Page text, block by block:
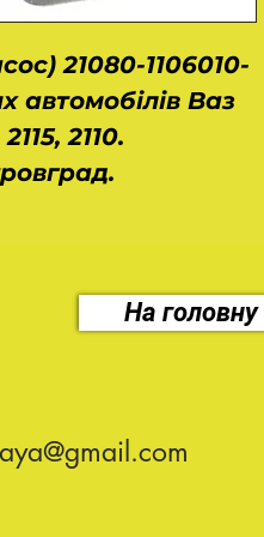
21080-1106010-
автомобілів Ваз
2110.
На головну